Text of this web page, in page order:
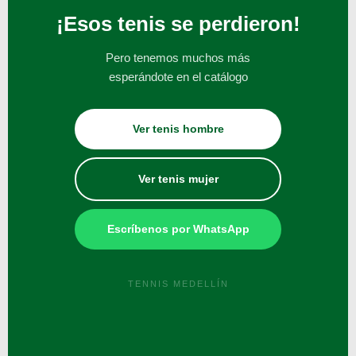
¡Esos tenis se perdieron!
Pero tenemos muchos más
esperándote en el catálogo
Ver tenis hombre
Ver tenis mujer
Escríbenos por WhatsApp
TENNIS MEDELLÍN